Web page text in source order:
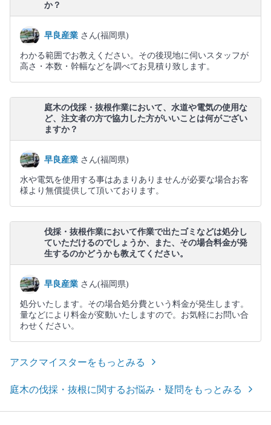
か？
早良産業 さん(福岡県)
わかる範囲でお教えください。その後現地に伺いスタッフが
高さ・本数・幹幅などを調べてお見積り致します。
庭木の伐採・抜根作業において、水道や電気の使用な
ど、注文者の方で協力した方がいいことは何がござい
ますか？
早良産業 さん(福岡県)
水や電気を使用する事はあまりありませんが必要な場合お客
様より無償提供して頂いております。
伐採・抜根作業において作業で出たゴミなどは処分し
ていただけるのでしょうか、また、その場合料金が発
生するのかどうかも教えてください。
早良産業 さん(福岡県)
処分いたします。その場合処分費という料金が発生します。
量などにより料金が変動いたしますので。お気軽にお問い合
わせください。
アスクマイスターをもっとみる
庭木の伐採・抜根に関するお悩み・疑問をもっとみる